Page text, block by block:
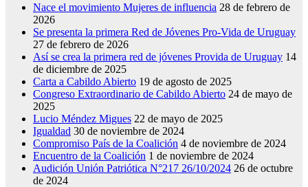
Nace el movimiento Mujeres de influencia 28 de febrero de
2026
Se presenta la primera Red de Jóvenes Pro-Vida de Uruguay
27 de febrero de 2026
Así se crea la primera red de jóvenes Provida de Uruguay 14
de diciembre de 2025
Carta a Cabildo Abierto 19 de agosto de 2025
Congreso Extraordinario de Cabildo Abierto 24 de mayo de
2025
Lucio Méndez Migues 22 de mayo de 2025
Igualdad 30 de noviembre de 2024
Compromiso País de la Coalición 4 de noviembre de 2024
Encuentro de la Coalición 1 de noviembre de 2024
Audición Unión Patriótica N°217 26/10/2024 26 de octubre
de 2024